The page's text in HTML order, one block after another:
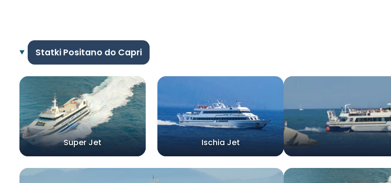
Statki Positano do Capri
Super Jet Ischia Jet